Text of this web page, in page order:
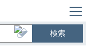
検索